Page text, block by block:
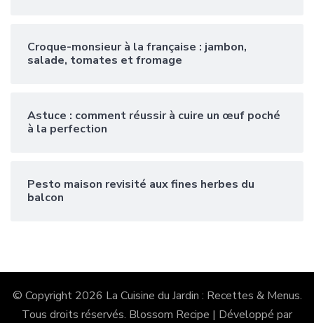
Croque-monsieur à la française : jambon,
salade, tomates et fromage
Astuce : comment réussir à cuire un œuf poché
à la perfection
Pesto maison revisité aux fines herbes du
balcon
© Copyright 2026 La Cuisine du Jardin : Recettes & Menus.
Tous droits réservés. Blossom Recipe | Développé par